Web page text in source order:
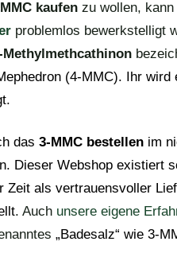
kaufen zu wollen,
problemlos bewerkstelligt
Methylmethcathinon
(4-MMC). Ihr wird
das 3-MMC bestellen im
Dieser Webshop existiert
Zeit als vertrauensvoller
. Auch unsere eigene
„ Badesalz“ wie 3-